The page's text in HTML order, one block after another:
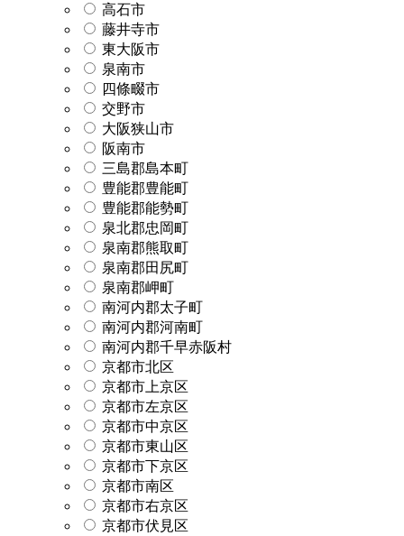
高石市
藤井寺市
東大阪市
泉南市
四條畷市
交野市
大阪狭山市
阪南市
三島郡島本町
豊能郡豊能町
豊能郡能勢町
泉北郡忠岡町
泉南郡熊取町
泉南郡田尻町
泉南郡岬町
南河内郡太子町
南河内郡河南町
南河内郡千早赤阪村
京都市北区
京都市上京区
京都市左京区
京都市中京区
京都市東山区
京都市下京区
京都市南区
京都市右京区
京都市伏見区